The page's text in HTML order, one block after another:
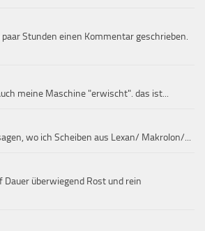
Stunden einen Kommentar geschrieben.
meine Maschine "erwischt". das ist...
wo ich Scheiben aus Lexan/ Makrolon/...
Dauer überwiegend Rost und rein